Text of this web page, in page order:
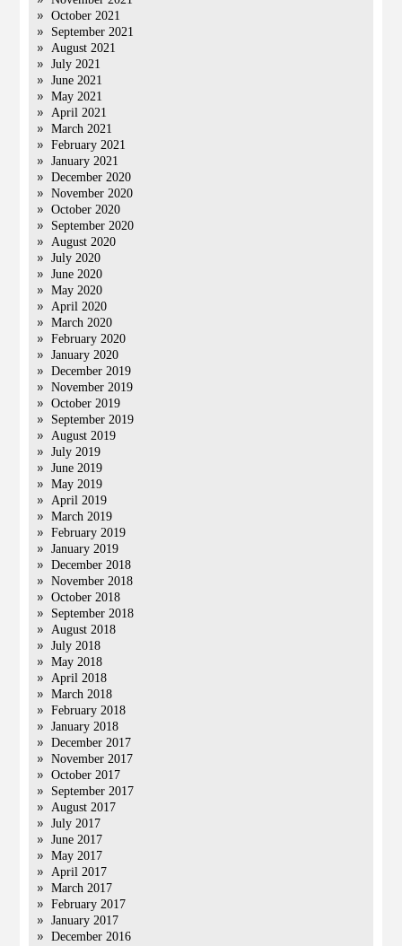
October 2021
September 2021
August 2021
July 2021
June 2021
May 2021
April 2021
March 2021
February 2021
January 2021
December 2020
November 2020
October 2020
September 2020
August 2020
July 2020
June 2020
May 2020
April 2020
March 2020
February 2020
January 2020
December 2019
November 2019
October 2019
September 2019
August 2019
July 2019
June 2019
May 2019
April 2019
March 2019
February 2019
January 2019
December 2018
November 2018
October 2018
September 2018
August 2018
July 2018
May 2018
April 2018
March 2018
February 2018
January 2018
December 2017
November 2017
October 2017
September 2017
August 2017
July 2017
June 2017
May 2017
April 2017
March 2017
February 2017
January 2017
December 2016